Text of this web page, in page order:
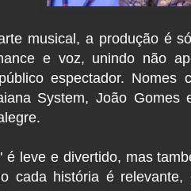
musical, a produção é
e voz, unindo não
espectador. Nomes
System, João
é leve e divertido, mas
cada história é